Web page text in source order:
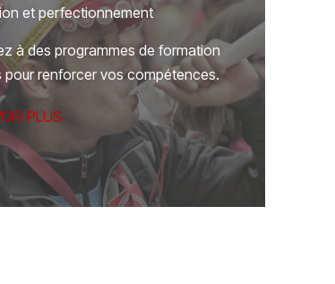
et perfectionnement
à des programmes de formation
pour renforcer vos compétences.
PLUS